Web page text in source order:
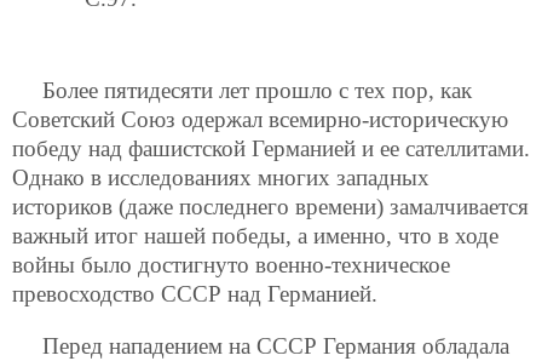
Более пятидесяти лет прошло с тех пор, как
Советский Союз одержал всемирно-историческую
победу над фашистской Германией и ее сателлитами.
Однако в исследованиях многих западных
историков (даже последнего времени) замалчивается
важный итог нашей победы, а именно, что в ходе
войны было достигнуто военно-техническое
превосходство СССР над Германией.
Перед нападением на СССР Германия обладала